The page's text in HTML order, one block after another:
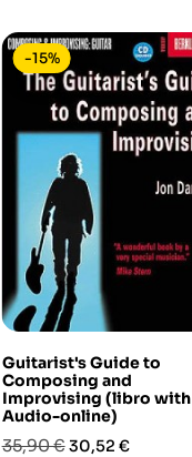
Guitarist's Guide to
Composing and
Improvising (libro with
Audio-online)
Prezzo
35,90 €Prezzo
30,52 €
-15%